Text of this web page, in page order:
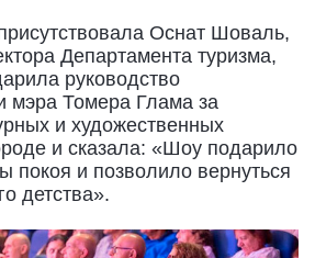
Оснат Шоваль,
Департамента туризма,
руководство
мэра Томера Глама за
и художественных
и сказала: «Шоу подарило
покоя и позволило вернуться
детства».